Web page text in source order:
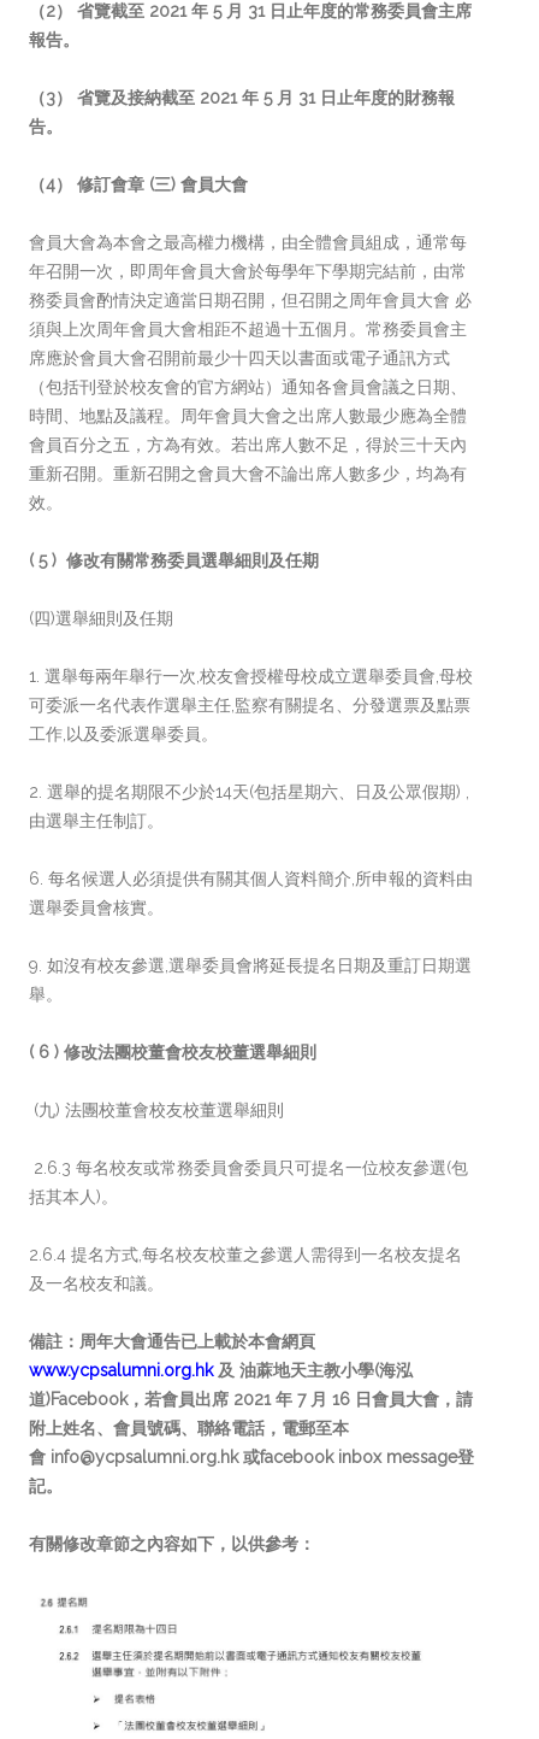
（2） 省覽截至 2021 年 5 月 31 日止年度的常務委員會主席
報告。
（3） 省覽及接納截至 2021 年 5 月 31 日止年度的財務報
告。
（4） 修訂會章 (三) 會員大會
會員大會為本會之最高權力機構，由全體會員組成，通常每
年召開一次，即周年會員大會於每學年下學期完結前，由常
務委員會酌情決定適當日期召開，但召開之周年會員大會 必
須與上次周年會員大會相距不超過十五個月。常務委員會主
席應於會員大會召開前最少十四天以書面或電子通訊方式
（包括刊登於校友會的官方網站）通知各會員會議之日期、
時間、地點及議程。周年會員大會之出席人數最少應為全體
會員百分之五，方為有效。若出席人數不足，得於三十天內
重新召開。重新召開之會員大會不論出席人數多少，均為有
效。
( 5 ) 修改有關常務委員選舉細則及任期
(四)選舉細則及任期
1. 選舉每兩年舉行一次,校友會授權母校成立選舉委員會,母校
可委派一名代表作選舉主任,監察有關提名、分發選票及點票
工作,以及委派選舉委員。
2. 選舉的提名期限不少於14天(包括星期六、日及公眾假期) ,
由選舉主任制訂。
6. 每名候選人必須提供有關其個人資料簡介,所申報的資料由
選舉委員會核實。
9. 如沒有校友參選,選舉委員會將延長提名日期及重訂日期選
舉。
( 6 ) 修改法團校董會校友校董選舉細則
(九) 法團校董會校友校董選舉細則
2.6.3 每名校友或常務委員會委員只可提名一位校友參選(包
括其本人)。
2.6.4 提名方式,每名校友校董之參選人需得到一名校友提名
及一名校友和議。
備註：周年大會通告已上載於本會網頁
www.ycpsalumni.org.hk及 油蔴地天主教小學(海泓
道)Facebook，若會員出席 2021 年 7 月 16 日會員大會，請
附上姓名、會員號碼、聯絡電話，電郵至本
會 info@ycpsalumni.org.hk 或facebook inbox message登
記。
有關修改章節之內容如下，以供參考：